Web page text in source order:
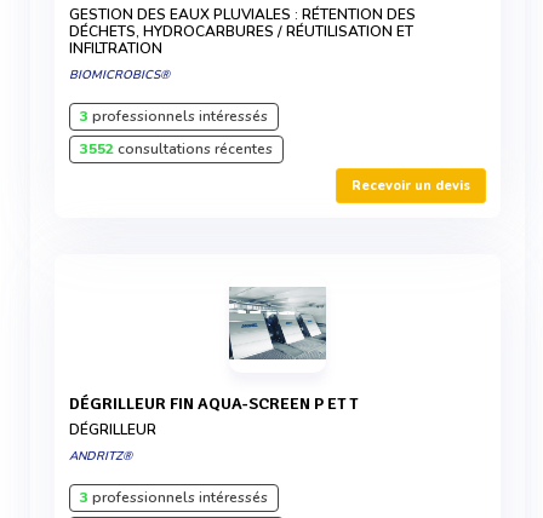
GESTION DES EAUX PLUVIALES : RÉTENTION DES
DÉCHETS, HYDROCARBURES / RÉUTILISATION ET
INFILTRATION
BIOMICROBICS®
3 professionnels intéressés
3552consultations récentes
Recevoir un devis
DÉGRILLEUR FIN AQUA-SCREEN P ET T
DÉGRILLEUR
ANDRITZ®
3 professionnels intéressés